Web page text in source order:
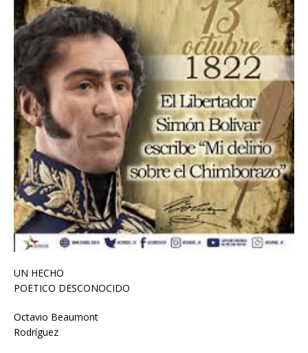
UN HECHO
POETICO DESCONOCIDO
Octavio Beaumont
Rodríguez